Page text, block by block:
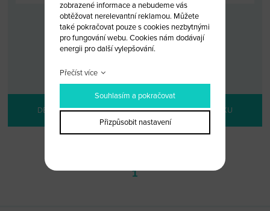
ČIP IVECO 46
KÓD: IVECO 46
VELKOOBCHODNÍ CENA:
DETAIL PRODUKTU PŘIDAT DO KOŠÍKU
1
zobrazené informace a nebudeme vás
obtěžovat nerelevantní reklamou. Můžete
také pokračovat pouze s cookies nezbytnými
pro fungování webu. Cookies nám dodávají
energii pro další vylepšování.
Přečíst více
Souhlasím a pokračovat
Přizpůsobit nastavení